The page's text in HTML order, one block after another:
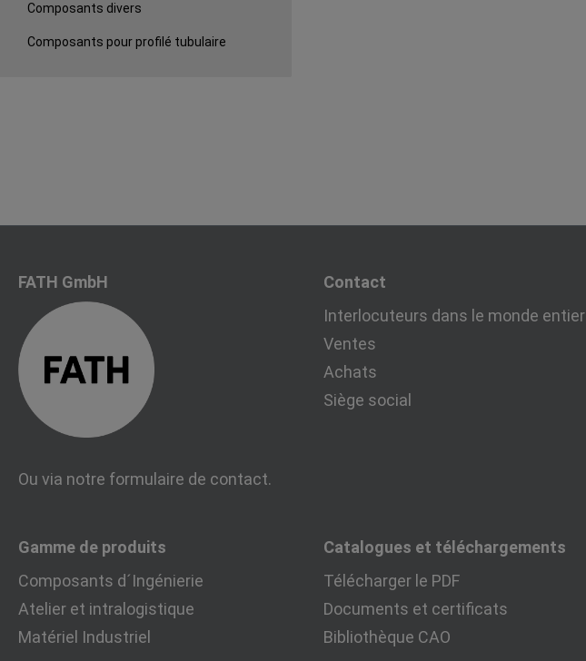
Composants divers
Composants pour profilé tubulaire
FATH GmbH
Ou via notre formulaire de contact.
Contact
Interlocuteurs dans le monde entier
Ventes
Achats
Siège social
Gamme de produits
Composants d´Ingénierie
Atelier et intralogistique
Matériel Industriel
Catalogues et téléchargements
Télécharger le PDF
Documents et certificats
Bibliothèque CAO